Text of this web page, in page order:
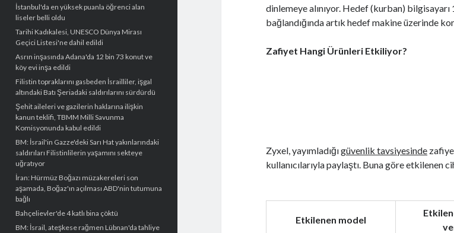
İstanbul'da en yüksek puanla öğrenci alan
liseler belli oldu
Tarihi Kadıkalesi, UNESCO Dünya Mirası
Geçici Listesi'ne dahil edildi
Asrın inşasında Adana'da 12 bin 73 konut ve
köy evi inşa edildi
Filistin topraklarını gasbeden İsrailliler, işgal
altındaki Batı Şeriadaki saldırılarını sürdürdü
Şehit aileleri ve gazilerin haklarına ilişkin
kanun teklifi, TBMM Milli Savunma
Komisyonunda kabul edildi
BM: İsrail'in Gazze'deki Sarı Hat yakınlarındaki
saldırıları Filistinlilerin yaşamını sekteye
uğratıyor
İran: Hürmüz Boğazı müzakereleri son
aşamada, Boğaz'ın açılması ABD'nin tutumuna
bağlı
Bahçelievler'de 4 katlı bina çöktü
BM: İsrail, ateşkese rağmen Lübnan'da tahliye
dinlemeye alınıyor. Hedef (kurban)
bağlandığında artık hedef makine üzerinde
Zafiyet Hangi Ürünleri Etkiliyor?
Zyxel, yayımladığıgüvenlik tavsiyesinde
kullanıcılarıyla paylaştı. Buna göre etkilenen
Etkilenen model